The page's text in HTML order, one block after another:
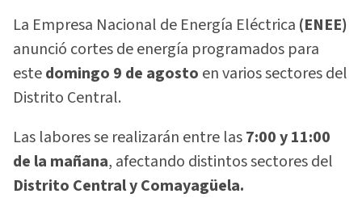
La Empresa Nacional de Energía Eléctrica (ENEE)
anunció cortes de energía programados para
estedomingo 9 de agosto en varios sectores del
Distrito Central.
Las labores se realizarán entre las7:00 y 11:00
de la mañana, afectando distintos sectores del
Distrito Central y Comayagüela.